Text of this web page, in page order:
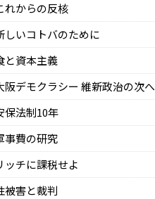
れからの反核
しいコトバのために
と資本主義
阪デモクラシー 維新政治の次へ
保法制10年
事費の研究
ッチに課税せよ
被害と裁判